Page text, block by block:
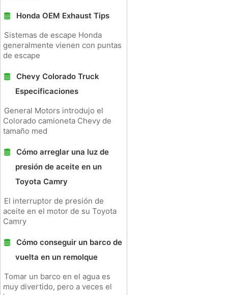
Honda OEM Exhaust Tips
Sistemas de escape Honda
generalmente vienen con puntas
de escape
Chevy Colorado Truck
Especificaciones
General Motors introdujo el
Colorado camioneta Chevy de
tamaño med
Cómo arreglar una luz de
presión de aceite en un
Toyota Camry
El interruptor de presión de
aceite en el motor de su Toyota
Camry
Cómo conseguir un barco de
vuelta en un remolque
Tomar un barco en el agua es
muy divertido, pero a veces el